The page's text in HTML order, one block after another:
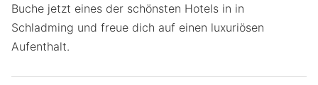
Buche jetzt eines der schönsten Hotels in in
Schladming und freue dich auf einen luxuriösen
Aufenthalt.